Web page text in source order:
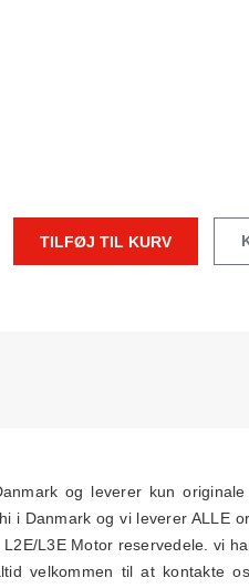
TILFØJ TIL KURV
og leverer kun
i Danmark og vi leverer ALLE
L3E Motor reservedele. vi
velkommen til at kontakte